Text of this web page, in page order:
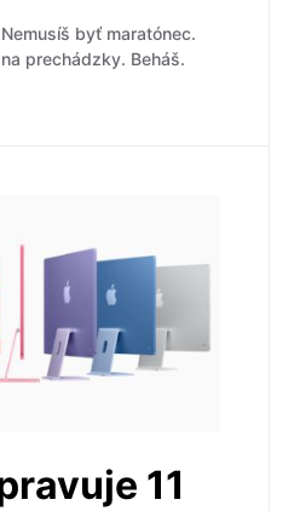
byť maratónec.
prechádzky. Beháš.
11